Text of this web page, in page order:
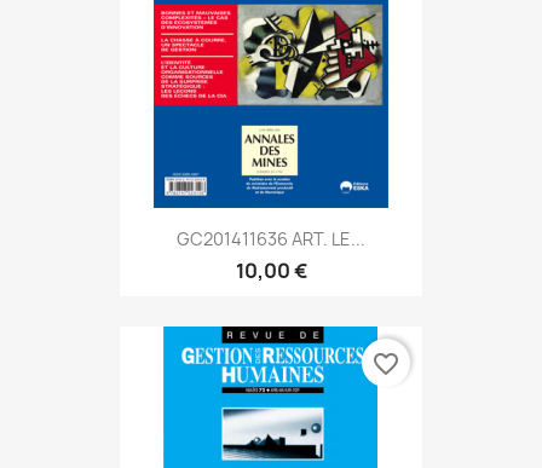
GC201411636 ART. LE...
10,00 €
favorite_border